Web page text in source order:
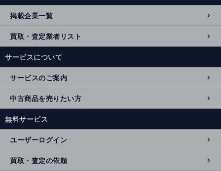
掲載企業一覧
買取・査定業者リスト
サービスについて
サービスのご案内
中古商品を売りたい方
無料サービス
ユーザーログイン
買取・査定の依頼